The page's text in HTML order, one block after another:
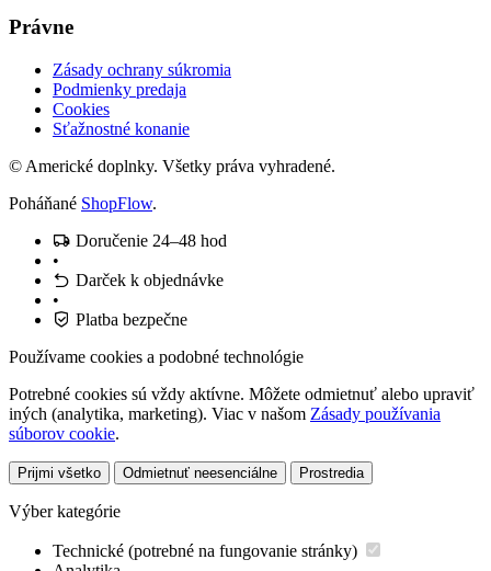
Právne
Zásady ochrany súkromia
Podmienky predaja
Cookies
Sťažnostné konanie
© Americké doplnky. Všetky práva vyhradené.
Poháňané ShopFlow.
Doručenie 24–48 hod
•
Darček k objednávke
•
Platba bezpečne
Používame cookies a podobné technológie
Potrebné cookies sú vždy aktívne. Môžete odmietnuť alebo upraviť
iných (analytika, marketing). Viac v našom Zásady používania
súborov cookie.
Prijmi všetko Odmietnuť neesenciálne Prostredia
Výber kategórie
Technické (potrebné na fungovanie stránky)